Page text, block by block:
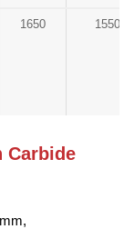
1650 1550
Carbide